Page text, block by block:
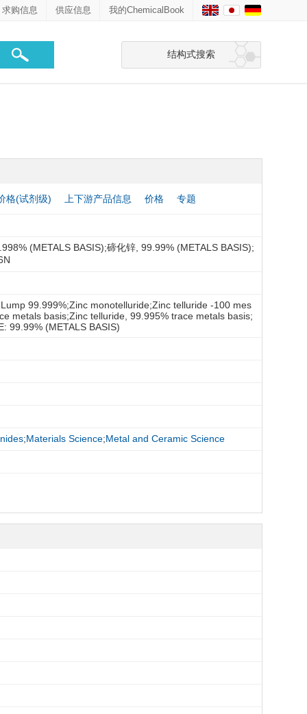
我的ChemicalBook
供应信息
求购信息
结构式搜索
格(试剂级) 上下游产品信息 价格 专题
(METALS BASIS);碲化锌, 99.99% (METALS BASIS);
99.999%;Zinc monotelluride;Zinc telluride -100 mes
metals basis;Zinc telluride, 99.995% trace metals basis;
99.99% (METALS BASIS)
;Materials Science;Metal and Ceramic Science